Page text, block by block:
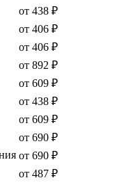
от 438 ₽
от 406 ₽
от 406 ₽
от 892 ₽
от 609 ₽
от 438 ₽
от 609 ₽
от 690 ₽
от 690 ₽
от 487 ₽